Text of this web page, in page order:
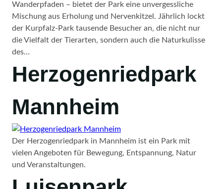
Wanderpfaden – bietet der Park eine unvergessliche
Mischung aus Erholung und Nervenkitzel. Jährlich lockt
der Kurpfalz-Park tausende Besucher an, die nicht nur
die Vielfalt der Tierarten, sondern auch die Naturkulisse
des…
Herzogenriedpark
Mannheim
Der Herzogenriedpark in Mannheim ist ein Park mit
vielen Angeboten für Bewegung, Entspannung, Natur
und Veranstaltungen.